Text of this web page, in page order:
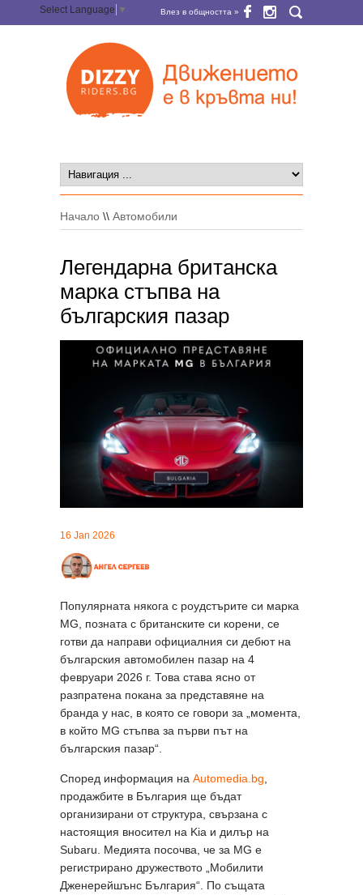
Select Language ▼ Влез в общността »
Начало \\ Автомобили
Легендарна британска
марка стъпва на
българския пазар
16 Jan 2026
Популярната някога с роудстърите си марка
MG, позната с британските си корени, се
готви да направи официалния си дебют на
българския автомобилен пазар на 4
февруари 2026 г. Това става ясно от
разпратена покана за представяне на
бранда у нас, в която се говори за „момента,
в който MG стъпва за първи път на
българския пазар“.
Според информация на Automedia.bg
продажбите в България ще бъдат
организирани от структура, свързана с
настоящия вносител на Kia и дилър на
Subaru. Медията посочва, че за MG е
регистрирано дружеството „Мобилити
Дженерейшънс България“. По същата